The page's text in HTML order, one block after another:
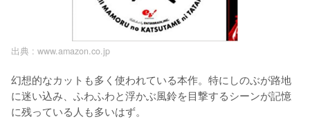
出典 : www.amazon.co.jp
幻想的なカットも多く使われている本作。特にしのぶが路地
に迷い込み、ふわふわと浮かぶ風鈴を目撃するシーンが記憶
に残っている人も多いはず。